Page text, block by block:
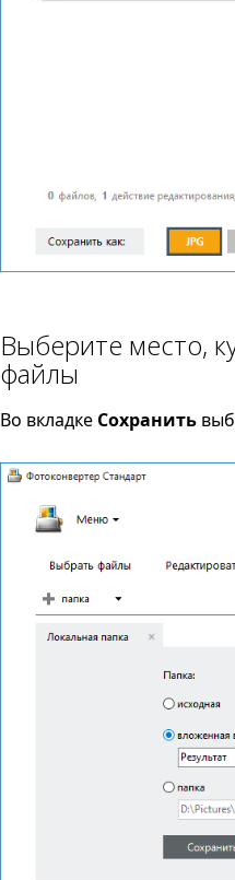
Выберите место,
файлы
Во вкладке Сохранить